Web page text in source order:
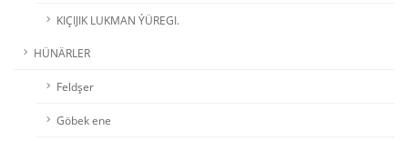
KIÇIJIK LUKMAN ÝÜREGI.
HÜNÄRLER
Feldşer
Göbek ene